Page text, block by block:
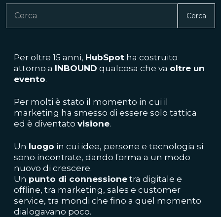
Cerca
Per oltre 15 anni, HubSpot ha costruito
attorno a INBOUND qualcosa che va oltre un
evento.
Per molti è stato il momento in cui il
marketing ha smesso di essere solo tattica
ed è diventato visione.
Un luogo in cui idee, persone e tecnologia si
sono incontrate, dando forma a un modo
nuovo di crescere.
Un punto di connessione tra digitale e
offline, tra marketing, sales e customer
service, tra mondi che fino a quel momento
dialogavano poco.